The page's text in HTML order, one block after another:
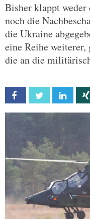
Bisher klappt
noch die
die Ukraine
eine Reihe weiterer,
die an die
Facebook Twitter